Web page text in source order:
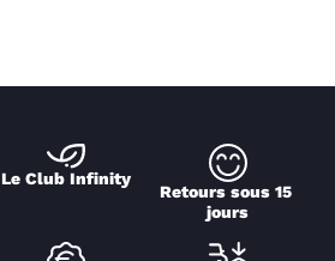
Le Club Infinity
Retours sous 15
jours